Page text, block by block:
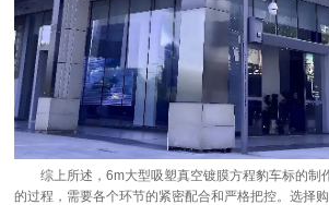
综上所述，6m大型吸塑真空镀膜方程豹车标的制
的过程，需要各个环节的紧密配合和严格把控。选择